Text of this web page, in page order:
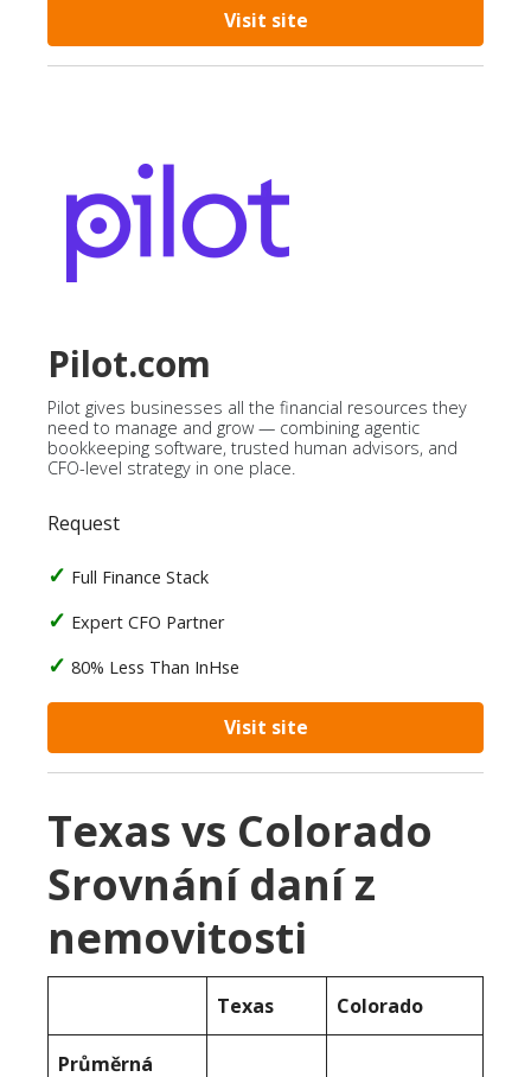
Visit site
Pilot.com
Pilot gives businesses all the financial resources they
need to manage and grow — combining agentic
bookkeeping software, trusted human advisors, and
CFO-level strategy in one place.
Request
Full Finance Stack
Expert CFO Partner
80% Less Than InHse
Visit site
Texas vs Colorado
Srovnání daní z
nemovitosti
Texas Colorado
Průměrná